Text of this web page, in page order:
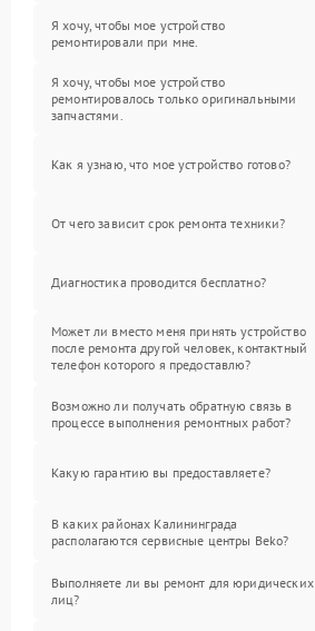
Я хочу, чтобы мое устройство
ремонтировали при мне.
Я хочу, чтобы мое устройство
ремонтировалось только оригинальными
запчастями.
Как я узнаю, что мое устройство готово?
От чего зависит срок ремонта техники?
Диагностика проводится бесплатно?
Может ли вместо меня принять устройство
после ремонта другой человек, контактный
телефон которого я предоставлю?
Возможно ли получать обратную связь в
процессе выполнения ремонтных работ?
Какую гарантию вы предоставляете?
В каких районах Калининграда
располагаются сервисные центры Beko?
Выполняете ли вы ремонт для юридических
лиц?